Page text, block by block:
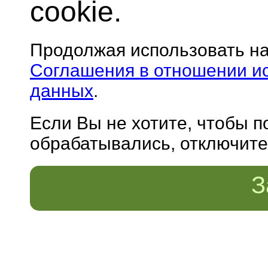
cookie.
Продолжая использовать
Соглашения в отношении
данных.
Если Вы не хотите, чтобы
обрабатывались,